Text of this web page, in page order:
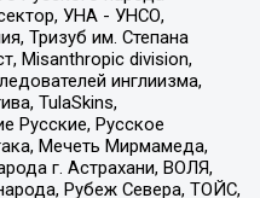
УНА - УНСО,
Тризуб им. Степана
Misanthropic division,
инглиизма,
TulaSkins,
Русские, Русское
Мечеть Мирмамеда,
г. Астрахани, ВОЛЯ,
Рубеж Севера, ТОЙС,